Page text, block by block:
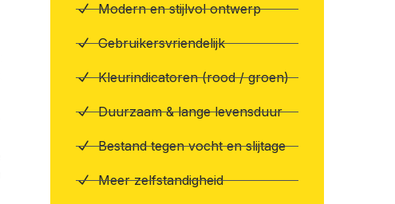
Modern en stijlvol ontwerp
Gebruikersvriendelijk
Kleurindicatoren (rood / groen)
Duurzaam & lange levensduur
Bestand tegen vocht en slijtage
Meer zelfstandigheid